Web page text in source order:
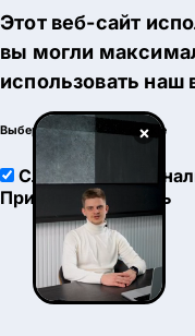
×
Этот веб-сайт
вы могли
использовать наш
Выберите настройки cookie
Служебные
Принять
Настроить